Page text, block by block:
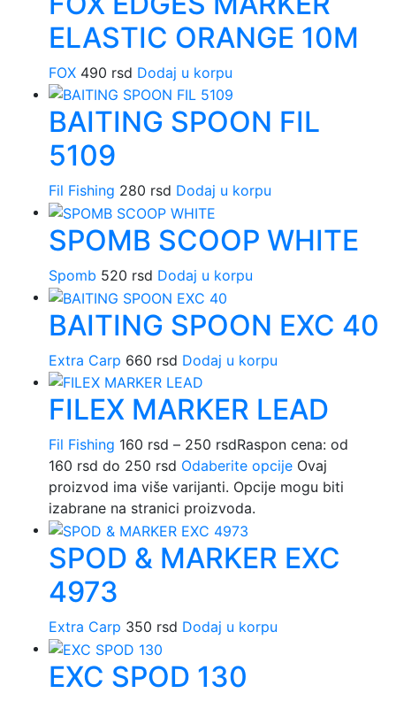
ELASTIC ORANGE 10M
FOX 490 rsd Dodaj u korpu
BAITING SPOON FIL
5109
Fil Fishing 280 rsd Dodaj u korpu
SPOMB SCOOP WHITE
Spomb 520 rsd Dodaj u korpu
BAITING SPOON EXC 40
Extra Carp 660 rsd Dodaj u korpu
FILEX MARKER LEAD
Fil Fishing 160 rsd – 250 rsdRaspon cena: od
160 rsd do 250 rsd Odaberite opcije Ovaj
proizvod ima više varijanti. Opcije mogu biti
izabrane na stranici proizvoda.
SPOD & MARKER EXC
4973
Extra Carp 350 rsd Dodaj u korpu
EXC SPOD 130